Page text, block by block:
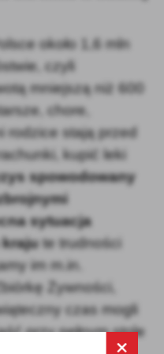
około 1,6 mln
czyli
mniejszą niż 600
chore,
rodzice stają przed
kupić leki
spowodowany
sytuacja
te trudności
im m.in.
Żywności,
czas mogli
przy pełnym stole